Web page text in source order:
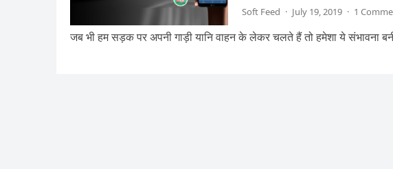
Soft Feed · July 19, 2019 · 1
जब भी हम सड़क पर अपनी गाड़ी यानि वाहन के लेकर चलते हैं तो हमेशा ये संभावना